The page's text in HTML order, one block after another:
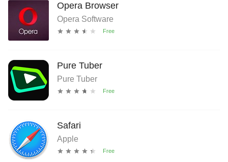
Opera Browser
Opera Software
Pure Tuber
Pure Tuber
Safari
Apple